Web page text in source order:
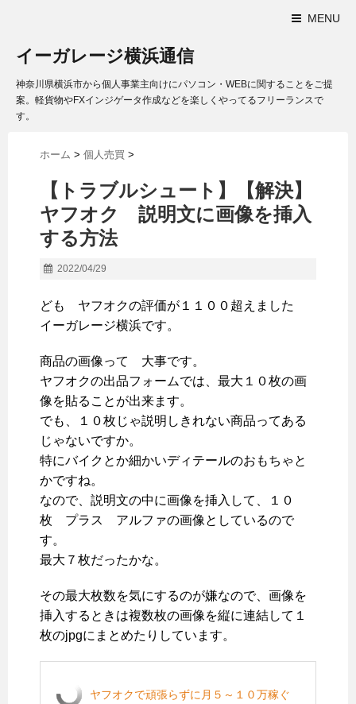
MENU
イーガレージ横浜通信
神奈川県横浜市から個人事業主向けにパソコン・WEBに関することをご提
案。軽貨物やFXインジゲータ作成などを楽しくやってるフリーランスで
す。
ホーム > 個人売買 >
【トラブルシュート】【解決】
ヤフオク 説明文に画像を挿入
する方法
2022/04/29
ども ヤフオクの評価が１１００超えました
イーガレージ横浜です。
商品の画像って 大事です。
ヤフオクの出品フォームでは、最大１０枚の画
像を貼ることが出来ます。
でも、１０枚じゃ説明しきれない商品ってある
じゃないですか。
特にバイクとか細かいディテールのおもちゃと
かですね。
なので、説明文の中に画像を挿入して、１０
枚 プラス アルファの画像としているので
す。
最大７枚だったかな。
その最大枚数を気にするのが嫌なので、画像を
挿入するときは複数枚の画像を縦に連結して１
枚のjpgにまとめたりしています。
ヤフオクで頑張らずに月５～１０万稼ぐ